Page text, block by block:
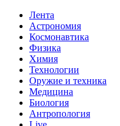
Лента
Астрономия
Космонавтика
Физика
Химия
Технологии
Оружие и техника
Медицина
Биология
Антропология